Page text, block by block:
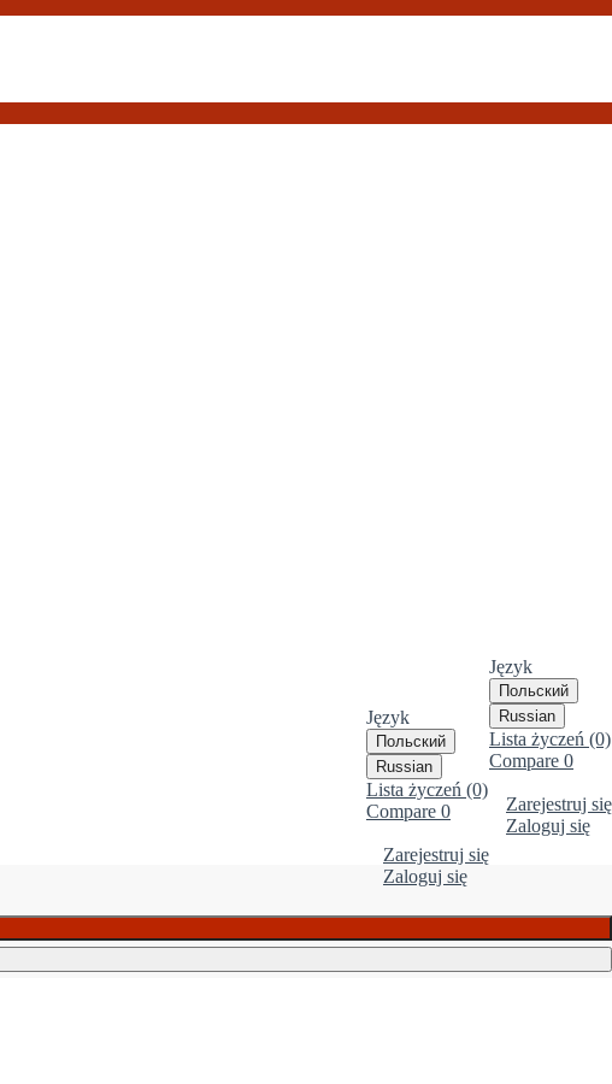
Język
Польский
Russian
Lista życzeń (0)
Compare 0
Zarejestruj się
Zaloguj się
Język
Польский
Russian
Lista życzeń (0)
Compare 0
Zarejestruj się
Zaloguj się